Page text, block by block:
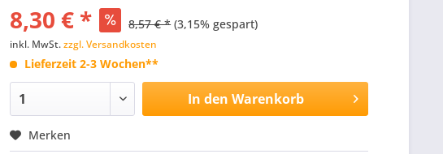
8,30 € *
8,57 € * (3,15% gespart)
inkl. MwSt.zzgl. Versandkosten
Lieferzeit 2-3 Wochen**
In den Warenkorb
Merken